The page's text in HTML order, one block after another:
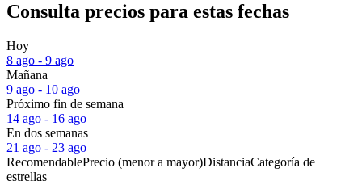
Consulta precios para estas fechas
Hoy
8 ago - 9 ago
Mañana
9 ago - 10 ago
Próximo fin de semana
14 ago - 16 ago
En dos semanas
21 ago - 23 ago
RecomendablePrecio (menor a mayor)DistanciaCategoría de
estrellas